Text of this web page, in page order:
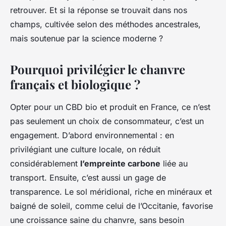
retrouver. Et si la réponse se trouvait dans nos
champs, cultivée selon des méthodes ancestrales,
mais soutenue par la science moderne ?
Pourquoi privilégier le chanvre
français et biologique ?
Opter pour un CBD bio et produit en France, ce n’est
pas seulement un choix de consommateur, c’est un
engagement. D’abord environnemental : en
privilégiant une culture locale, on réduit
considérablement l’empreinte carbone liée au
transport. Ensuite, c’est aussi un gage de
transparence. Le sol méridional, riche en minéraux et
baigné de soleil, comme celui de l’Occitanie, favorise
une croissance saine du chanvre, sans besoin